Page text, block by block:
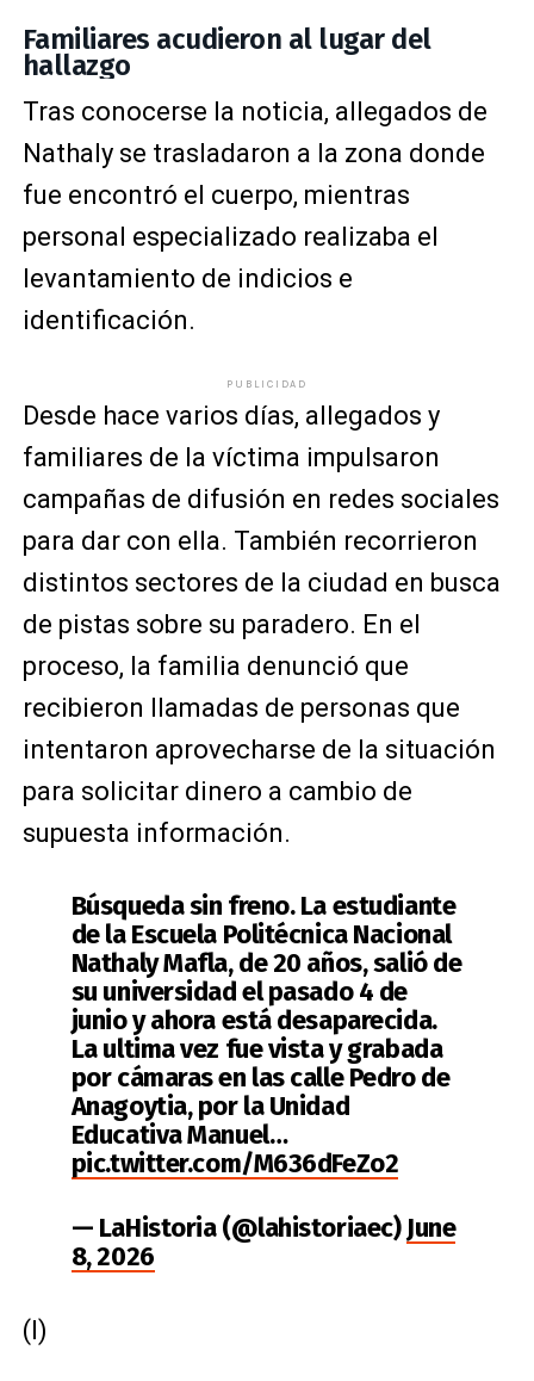
Familiares acudieron al lugar del
hallazgo
Tras conocerse la noticia, allegados de
Nathaly se trasladaron a la zona donde
fue encontró el cuerpo, mientras
personal especializado realizaba el
levantamiento de indicios e
identificación.
PUBLICIDAD
Desde hace varios días, allegados y
familiares de la víctima impulsaron
campañas de difusión en redes sociales
para dar con ella. También recorrieron
distintos sectores de la ciudad en busca
de pistas sobre su paradero. En el
proceso, la familia denunció que
recibieron llamadas de personas que
intentaron aprovecharse de la situación
para solicitar dinero a cambio de
supuesta información.
Búsqueda sin freno. La estudiante
de la Escuela Politécnica Nacional
Nathaly Mafla, de 20 años, salió de
su universidad el pasado 4 de
junio y ahora está desaparecida.
La ultima vez fue vista y grabada
por cámaras en las calle Pedro de
Anagoytia, por la Unidad
Educativa Manuel…
pic.twitter.com/M636dFeZo2
— LaHistoria (@lahistoriaec)June
8, 2026
(I)